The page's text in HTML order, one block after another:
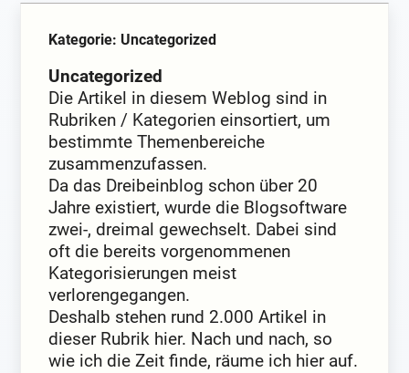
Kategorie: Uncategorized
Uncategorized
Die Artikel in diesem Weblog sind in
Rubriken / Kategorien einsortiert, um
bestimmte Themenbereiche
zusammenzufassen.
Da das Dreibeinblog schon über 20
Jahre existiert, wurde die Blogsoftware
zwei-, dreimal gewechselt. Dabei sind
oft die bereits vorgenommenen
Kategorisierungen meist
verlorengegangen.
Deshalb stehen rund 2.000 Artikel in
dieser Rubrik hier. Nach und nach, so
wie ich die Zeit finde, räume ich hier auf.